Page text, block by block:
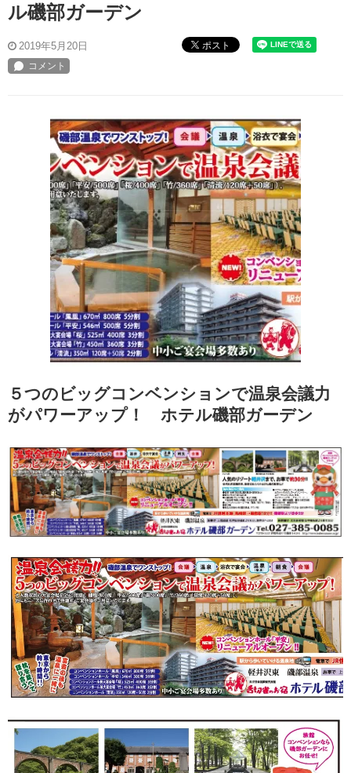
ル磯部ガーデン
2019年5月20日 ポスト
５つのビッグコンベンションで温泉会議力
がパワーアップ！ ホテル磯部ガーデン